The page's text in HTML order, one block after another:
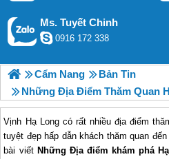
Ms. Tuyết Chinh
0916 172 338
Cẩm Nang
Bản Tin
Những Địa Điểm Thăm Quan
Vịnh Hạ Long có rất nhiều địa điểm
tuyệt đẹp hấp dẫn khách thăm quan
bài viết Những Địa điểm khám phá